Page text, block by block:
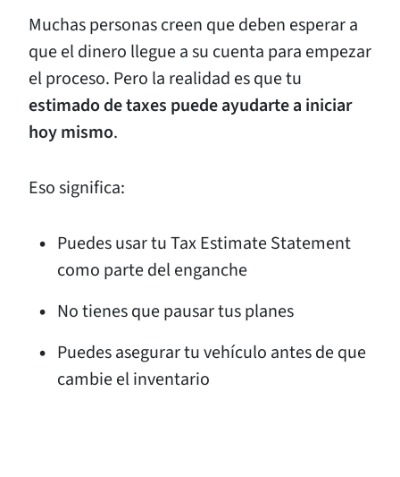
Muchas personas creen que deben esperar a
que el dinero llegue a su cuenta para empezar
el proceso. Pero la realidad es que tu
estimado de taxes puede ayudarte a iniciar
hoy mismo.
Eso significa:
Puedes usar tu Tax Estimate Statement
como parte del enganche
No tienes que pausar tus planes
Puedes asegurar tu vehículo antes de que
cambie el inventario